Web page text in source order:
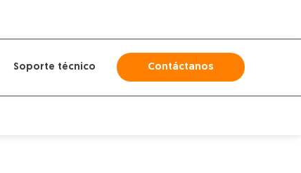
Soporte técnico Contáctanos